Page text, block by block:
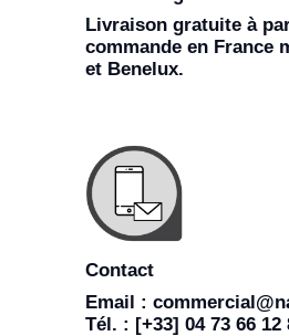
Livraison gratuite à
commande en France
et Benelux.
Contact
Email :
Tél. : [+33] 04 73 66 12